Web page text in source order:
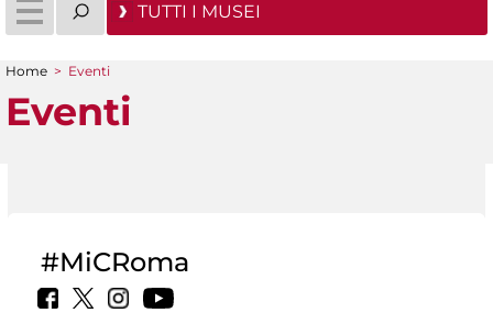
TUTTI I MUSEI
Tu sei qui
Home > Eventi
Eventi
#MiCRoma